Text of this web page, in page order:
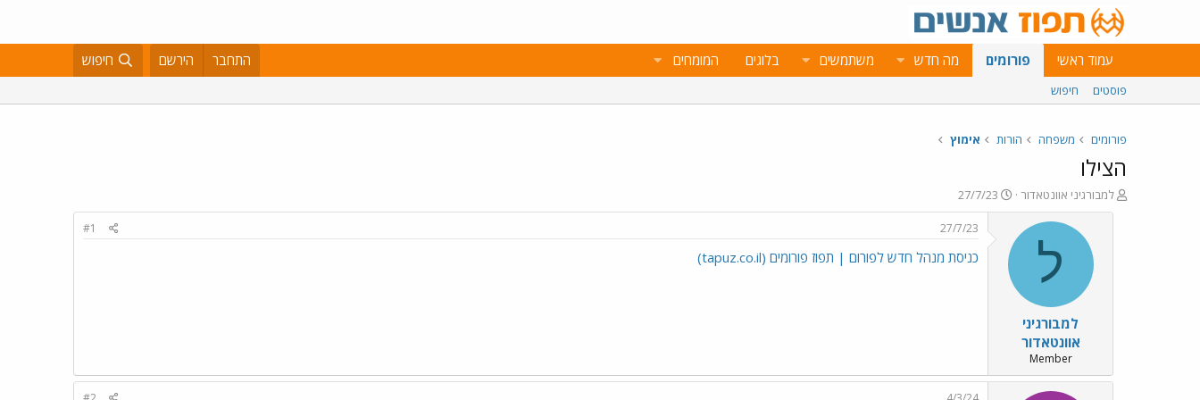
עמוד ראשי פורומים מה חדש משתמשים בלוגים המומחים התחבר הירשם חיפוש
פוסטים חיפוש
פורומים משפחה הורות אימוץ
הצילו
פ
ו
למבורגיני אוונטאדור
פ
ו
ס
27/7/23
ל
למבורגיני
אוונטאדור
Member
27/7/23
#1
כניסת מנהל חדש לפורום | תפוז פורומים (tapuz.co.il)